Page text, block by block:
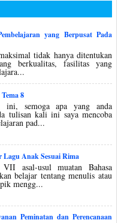
yang Berpusat Pada
tidak hanya ditentukan
berkualitas, fasilitas yang
8
ini, semoga apa yang anda
tulisan kali ini saya mencoba
pad...
Lagu Anak Sesuai Rima
VII asal-usul muatan Bahasa
belajar tentang menulis atau
mengg...
Peminatan dan Perencanaan